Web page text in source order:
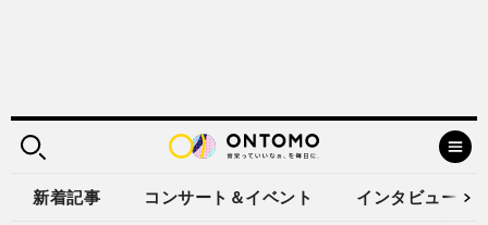
新着記事 コンサート＆イベント インタビュー